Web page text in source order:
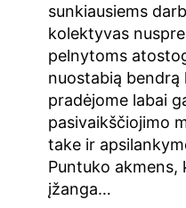
sunkiausiems
kolektyvas
pelnytoms
nuostabią bendrą
pradėjome labai
pasivaikščiojimo
take ir
Puntuko akmens,
įžanga…